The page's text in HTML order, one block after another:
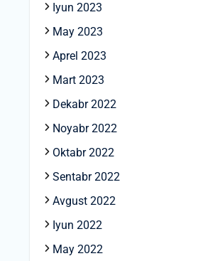
Iyun 2023
May 2023
Aprel 2023
Mart 2023
Dekabr 2022
Noyabr 2022
Oktabr 2022
Sentabr 2022
Avgust 2022
Iyun 2022
May 2022